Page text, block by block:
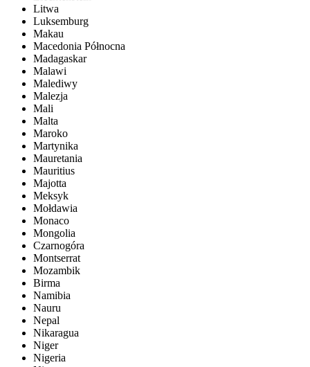
Litwa
Luksemburg
Makau
Macedonia Północna
Madagaskar
Malawi
Malediwy
Malezja
Mali
Malta
Maroko
Martynika
Mauretania
Mauritius
Majotta
Meksyk
Mołdawia
Monaco
Mongolia
Czarnogóra
Montserrat
Mozambik
Birma
Namibia
Nauru
Nepal
Nikaragua
Niger
Nigeria